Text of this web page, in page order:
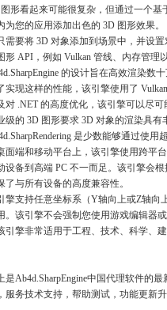
形看起来可能很复杂，但通过一个
为您的应用添加出色的 3D 图形效果。
需要将 3D 对象添加到场景中，并设
形 API，例如 Vulkan 管线、内存管理
的设计旨在高效渲染数十
实现这样的性能，该引擎使用了
对 .NET 的高度优化，该引擎可以尽可
级的 3D 图形要求 3D 对象的渲染具有
是少数能够通过使
面端和移动平台上，该引擎使用跨平
设备到高端 PC 不一而足。该引擎会
了与所有设备的高度兼容性。
擎支持任意坐标系（Y轴向上或Z轴向
。该引擎不会强制您使用游戏编辑器
引擎非常适用于工程、技术、科学、建
是Ab4d.SharpEngine中国代理软件的
服务技术支持，帮助测试，功能更新